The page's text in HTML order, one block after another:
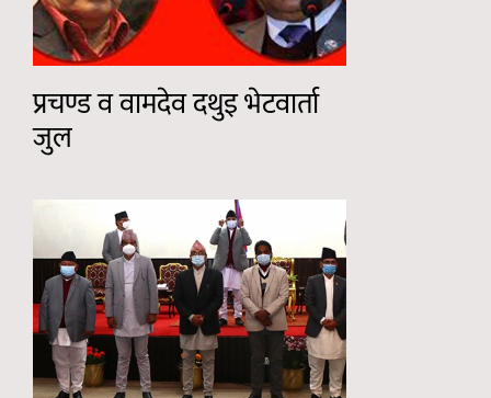
प्रचण्ड व वामदेव दथुइ भेटवार्ता
जुल